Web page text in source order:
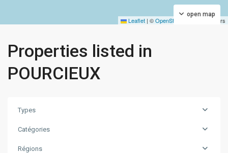
Leaflet | ©OpenStreetMap contributors
open map
Properties listed in
POURCIEUX
Types
Catégories
Régions